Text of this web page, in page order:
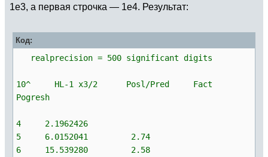
1е3, а первая строчка — 1е4. Результат:
Код:
realprecision = 500 significant digits
10^ HL-1 x3/2 Posl/Pred Fact
Pogresh
4 2.1962426
5 6.0152041 2.74
6 15.539280 2.58